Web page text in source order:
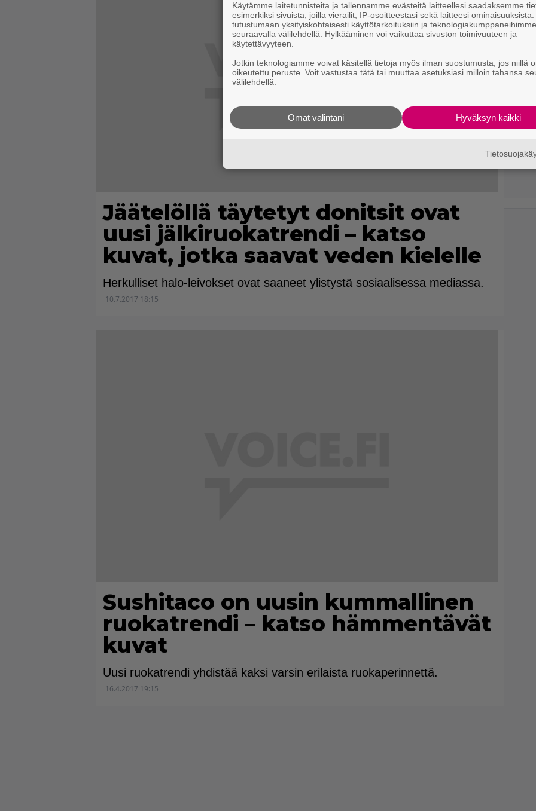
Jäätelöllä täytetyt donitsit ovat
uusi jälkiruokatrendi – katso
kuvat, jotka saavat veden kielelle
Herkulliset halo-leivokset ovat saaneet ylistystä sosiaalisessa mediassa.
10.7.2017 18:15
Sushitaco on uusin kummallinen
ruokatrendi – katso hämmentävät
kuvat
Uusi ruokatrendi yhdistää kaksi varsin erilaista ruokaperinnettä.
16.4.2017 19:15
Käytämme laitetunnisteita ja tallennamme evästeitä laitteellesi saadaksemme
esimerkiksi sivuista, joilla vierailit, IP-osoitteestasi sekä laitteesi
tutustumaan yksityiskohtaisesti käyttötarkoituksiin ja teknologiakumppaneihimme
seuraavalla välilehdellä. Hylkääminen voi vaikuttaa sivuston toimivuuteen ja
käytettävyyteen.
Jotkin teknologiamme voivat käsitellä tietoja myös ilman suostumusta, jos niillä
oikeutettu peruste. Voit vastustaa tätä tai muuttaa asetuksiasi milloin tahansa
välilehdellä.
Hyväksyn kaikki
Omat valintani